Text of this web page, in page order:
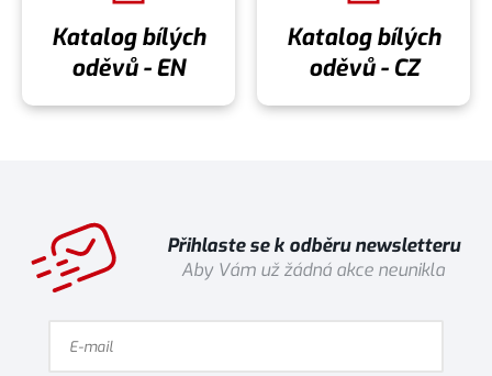
Katalog bílých
oděvů - EN
Katalog bílých
oděvů - CZ
Přihlaste se k odběru newsletteru
Aby Vám už žádná akce neunikla